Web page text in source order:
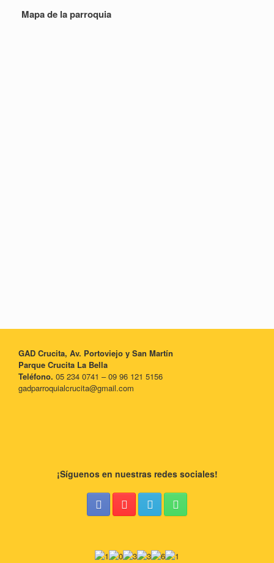
Mapa de la parroquia
GAD Crucita, Av. Portoviejo y San Martín
Parque Crucita La Bella
Teléfono. 05 234 0741 – 09 96 121 5156
gadparroquialcrucita@gmail.com
¡Síguenos en nuestras redes sociales!